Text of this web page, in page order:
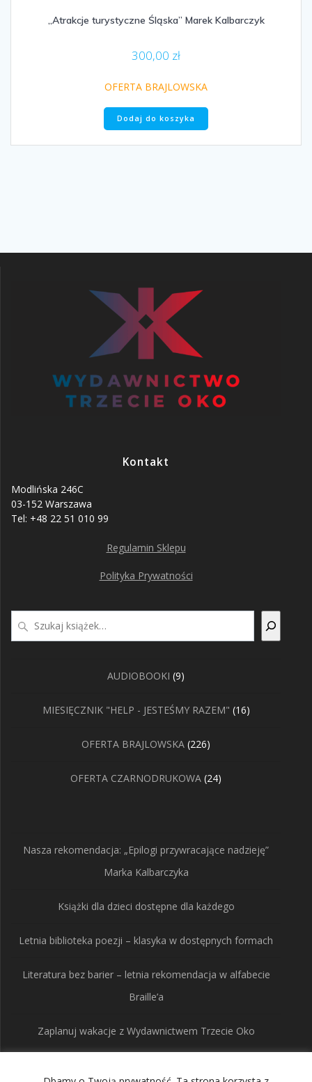
„Atrakcje turystyczne Śląska” Marek Kalbarczyk
300,00 zł
OFERTA BRAJLOWSKA
Dodaj do koszyka
Kontakt
Modlińska 246C
03-152 Warszawa
Tel: +48 22 51 010 99
Regulamin Sklepu
Polityka Prywatności
AUDIOBOOKI 99
MIESIĘCZNIK "HELP - JESTEŚMY RAZEM" 1616
OFERTA BRAJLOWSKA 226226
OFERTA CZARNODRUKOWA 2424
Nasza rekomendacja: „Epilogi przywracające nadzieję”
Marka Kalbarczyka
Książki dla dzieci dostępne dla każdego
Letnia biblioteka poezji – klasyka w dostępnych formach
Literatura bez barier – letnia rekomendacja w alfabecie
Braille’a
Zaplanuj wakacje z Wydawnictwem Trzecie Oko